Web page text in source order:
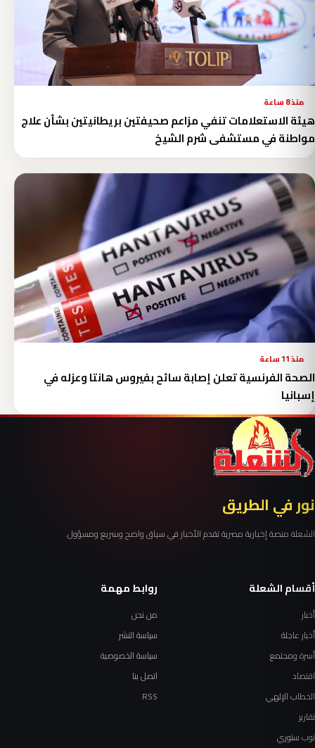
منذ 8 ساعة
هيئة الاستعلامات تنفي مزاعم صحيفتين بريطانيتين بشأن علاج
مواطنة في مستشفى شرم الشيخ
منذ 11 ساعة
الصحة الفرنسية تعلن إصابة سائح بفيروس هانتا وعزله في
إسبانيا
نور في الطريق
الشعلة منصة إخبارية مصرية تقدم الأخبار في سياق واضح وسريع ومسؤول.
أقسام الشعلة
أخبار
أخبار عاجلة
أسرة ومجتمع
اقتصاد
الخطاب الإلهي
تقارير
توب ستوري
روابط مهمة
من نحن
سياسة النشر
سياسة الخصوصية
اتصل بنا
RSS